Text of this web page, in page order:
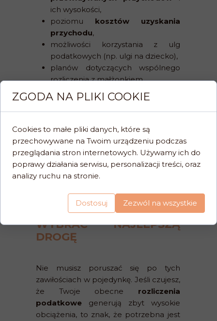
ich wysokości,
poziomu kosztów uzyskania
przychodu,
możliwości korzystania z ulg
podatkowych (np. ulgi na dziecko),
planów dotyczących wspólnego
rozliczenia z małżonkiem.
Jeśli Twój biznes się rozwinął,
zatrudniłeś pracowników lub planujesz
większe inwestycje, Twoja sytuacja
podatkowa mogła diametralnie się
zmienić. Warto sprawdzić, czy nie
płacisz więcej, niż musisz.
TWOJA KSIĘGOWA Z
ŁODZI POMOŻE CI
WYBRAĆ NAJLEPSZĄ
DROGĘ
Nie musisz poruszać się po tych
zawiłościach w pojedynkę. Jeśli czujesz,
że Twoje obecne rozliczenia
podatkowe generują zbyt wysokie
obciążenia, to znak, że potrzebna jest
ZGODA NA PLIKI COOKIE
Cookies to małe pliki danych, które są
przechowywane na Twoim urządzeniu podczas
przeglądania stron internetowych. Używamy ich do
poprawy działania serwisu, personalizacji treści, oraz
analizy ruchu na stronie.
Dostosuj Zezwól na wszystkie